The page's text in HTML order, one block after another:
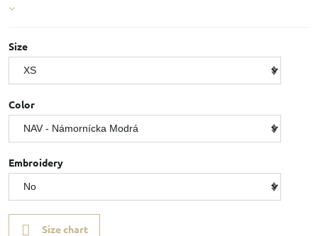
Size
Color
Embroidery
Size chart